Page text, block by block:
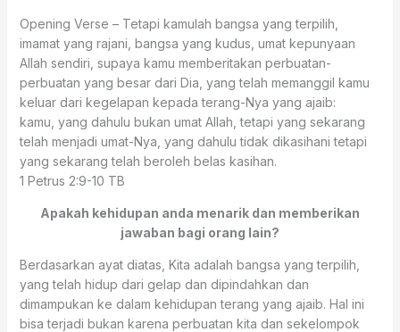
Opening Verse – Tetapi kamulah bangsa yang terpilih,
imamat yang rajani, bangsa yang kudus, umat kepunyaan
Allah sendiri, supaya kamu memberitakan perbuatan-
perbuatan yang besar dari Dia, yang telah memanggil kamu
keluar dari kegelapan kepada terang-Nya yang ajaib:
kamu, yang dahulu bukan umat Allah, tetapi yang sekarang
telah menjadi umat-Nya, yang dahulu tidak dikasihani tetapi
yang sekarang telah beroleh belas kasihan.
1 Petrus 2:9-10 TB
Apakah kehidupan anda menarik dan memberikan
jawaban bagi orang lain?
Berdasarkan ayat diatas, Kita adalah bangsa yang terpilih,
yang telah hidup dari gelap dan dipindahkan dan
dimampukan ke dalam kehidupan terang yang ajaib. Hal ini
bisa terjadi bukan karena perbuatan kita dan sekelompok